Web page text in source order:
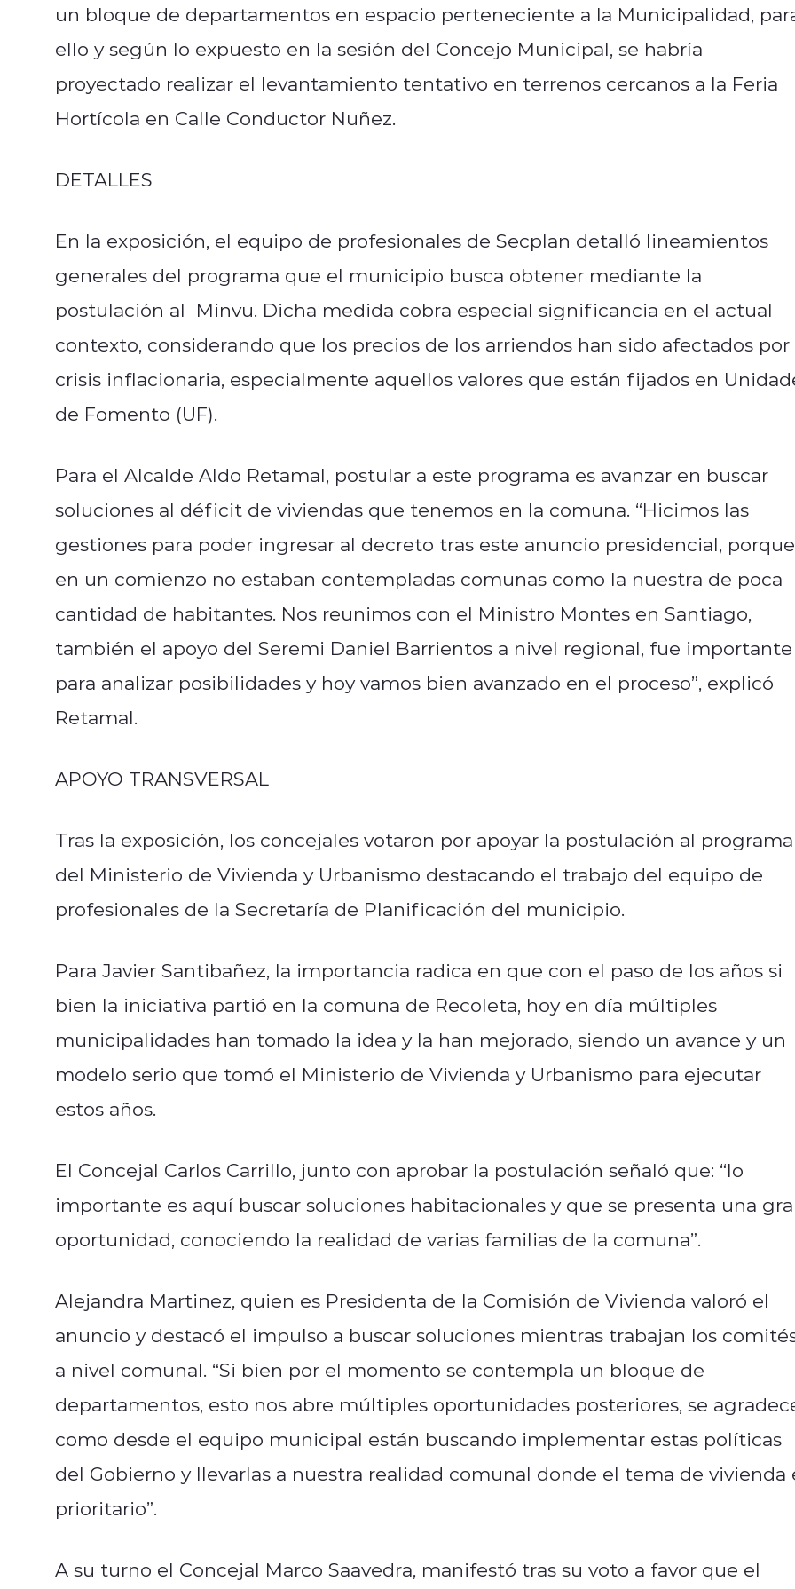
un bloque de departamentos en espacio perteneciente a la Municipalidad,
ello y según lo expuesto en la sesión del Concejo Municipal, se habría
proyectado realizar el levantamiento tentativo en terrenos cercanos a la Feria
Hortícola en Calle Conductor Nuñez.
DETALLES
En la exposición, el equipo de profesionales de Secplan detalló lineamientos
generales del programa que el municipio busca obtener mediante la
postulación al Minvu. Dicha medida cobra especial significancia en el actual
contexto, considerando que los precios de los arriendos han sido afectados por
crisis inflacionaria, especialmente aquellos valores que están fijados en
de Fomento (UF).
Para el Alcalde Aldo Retamal, postular a este programa es avanzar en buscar
soluciones al déficit de viviendas que tenemos en la comuna. “Hicimos las
gestiones para poder ingresar al decreto tras este anuncio presidencial, porque
en un comienzo no estaban contempladas comunas como la nuestra de poca
cantidad de habitantes. Nos reunimos con el Ministro Montes en Santiago,
también el apoyo del Seremi Daniel Barrientos a nivel regional, fue importante
para analizar posibilidades y hoy vamos bien avanzado en el proceso”, explicó
Retamal.
APOYO TRANSVERSAL
Tras la exposición, los concejales votaron por apoyar la postulación al programa
del Ministerio de Vivienda y Urbanismo destacando el trabajo del equipo de
profesionales de la Secretaría de Planificación del municipio.
Para Javier Santibañez, la importancia radica en que con el paso de los años si
bien la iniciativa partió en la comuna de Recoleta, hoy en día múltiples
municipalidades han tomado la idea y la han mejorado, siendo un avance y un
modelo serio que tomó el Ministerio de Vivienda y Urbanismo para ejecutar
estos años.
El Concejal Carlos Carrillo, junto con aprobar la postulación señaló que: “lo
importante es aquí buscar soluciones habitacionales y que se presenta una
oportunidad, conociendo la realidad de varias familias de la comuna”.
Alejandra Martinez, quien es Presidenta de la Comisión de Vivienda valoró el
anuncio y destacó el impulso a buscar soluciones mientras trabajan los
a nivel comunal. “Si bien por el momento se contempla un bloque de
departamentos, esto nos abre múltiples oportunidades posteriores, se
como desde el equipo municipal están buscando implementar estas políticas
del Gobierno y llevarlas a nuestra realidad comunal donde el tema de vivienda
prioritario”.
A su turno el Concejal Marco Saavedra, manifestó tras su voto a favor que el